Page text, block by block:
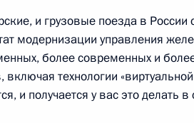
новой техники для системы
и грузовые поезда в России
модернизации управления
более современных и
технологии
и получается у вас это делать